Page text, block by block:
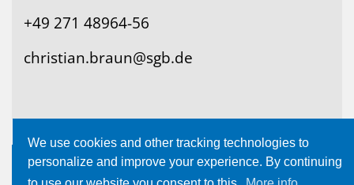
We use cookies and other tracking technologies to
personalize and improve your experience. By continuing
+49 271 48964-56
christian.braun@sgb.de